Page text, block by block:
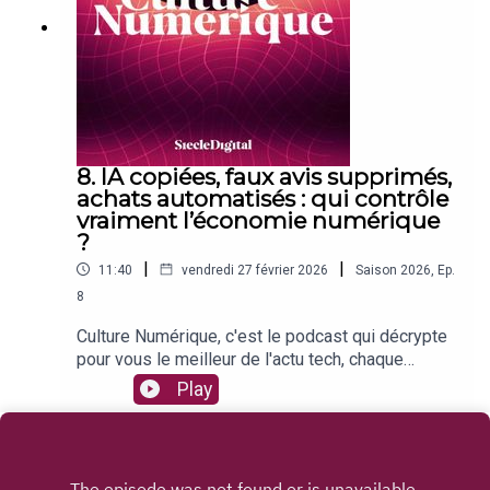
par IAMauvaise nouvelle si vous devez changer
d'ordinateur : les coûts s'envolent chez HPLes
podcasts dépassent la radio aux Etats-Unis : un
basculement historique dans l'audioSuivez toute
abonnez-vous au podcast Culture Numérique
pour ne manquer aucun épisode !
8. IA copiées, faux avis supprimés,
achats automatisés : qui contrôle
vraiment l’économie numérique
?
11:40 | vendredi 27 février 2026 | Saison 2026, Ep.
8
Culture Numérique, c'est le podcast qui décrypte
pour vous le meilleur de l'actu tech, chaque
semaine ! Au programme de cet épisode
:Anthropic accuse des entreprises chinoises
Play